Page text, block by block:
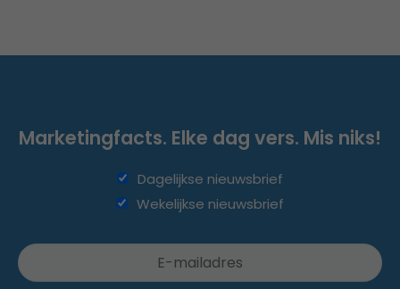
Marketingfacts. Elke dag vers. Mis niks!
Dagelijkse nieuwsbrief
Wekelijkse nieuwsbrief